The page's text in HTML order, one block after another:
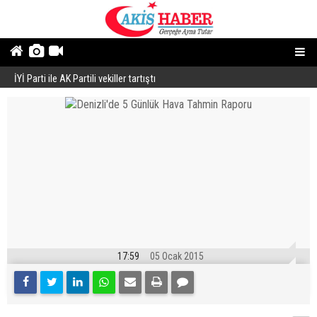
İYİ Parti ile AK Partili vekiller tartıştı
17:59 05 Ocak 2015